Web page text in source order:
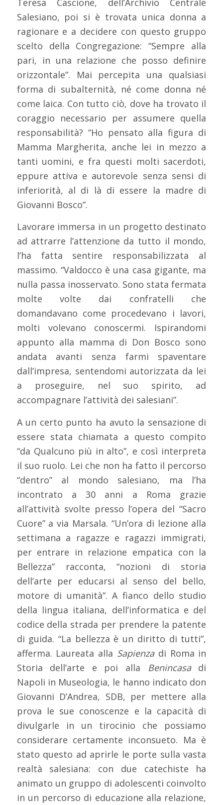
Teresa Cascione, dell’Archivio Centrale
Salesiano, poi si è trovata unica donna a
ragionare e a decidere con questo gruppo
scelto della Congregazione: “Sempre alla
pari, in una relazione che posso definire
orizzontale”. Mai percepita una qualsiasi
forma di subalternità, né come donna né
come laica. Con tutto ciò, dove ha trovato il
coraggio necessario per assumere quella
responsabilità? “Ho pensato alla figura di
Mamma Margherita, anche lei in mezzo a
tanti uomini, e fra questi molti sacerdoti,
eppure attiva e autorevole senza sensi di
inferiorità, al di là di essere la madre di
Giovanni Bosco”.
Lavorare immersa in un progetto destinato
ad attrarre l’attenzione da tutto il mondo,
l’ha fatta sentire responsabilizzata al
massimo. “Valdocco è una casa gigante, ma
nulla passa inosservato. Sono stata fermata
molte volte dai confratelli che
domandavano come procedevano i lavori,
molti volevano conoscermi. Ispirandomi
appunto alla mamma di Don Bosco sono
andata avanti senza farmi spaventare
dall’impresa, sentendomi autorizzata da lei
a proseguire, nel suo spirito, ad
accompagnare l’attività dei salesiani”.
A un certo punto ha avuto la sensazione di
essere stata chiamata a questo compito
“da Qualcuno più in alto”, e così interpreta
il suo ruolo. Lei che non ha fatto il percorso
“dentro” al mondo salesiano, ma l’ha
incontrato a 30 anni a Roma grazie
all’attività svolte presso l’opera del “Sacro
Cuore” a via Marsala. “Un’ora di lezione alla
settimana a ragazze e ragazzi immigrati,
per entrare in relazione empatica con la
Bellezza” racconta, “nozioni di storia
dell’arte per educarsi al senso del bello,
motore di umanità”. A fianco dello studio
della lingua italiana, dell’informatica e del
codice della strada per prendere la patente
di guida. “La bellezza è un diritto di tutti”,
afferma. Laureata alla Sapienzadi Roma in
Storia dell’arte e poi alla Benincasadi
Napoli in Museologia, le hanno indicato don
Giovanni D’Andrea, SDB, per mettere alla
prova le sue conoscenze e la capacità di
divulgarle in un tirocinio che possiamo
considerare certamente inconsueto. Ma è
stato questo ad aprirle le porte sulla vasta
realtà salesiana: con due catechiste ha
animato un gruppo di adolescenti coinvolto
in un percorso di educazione alla relazione,